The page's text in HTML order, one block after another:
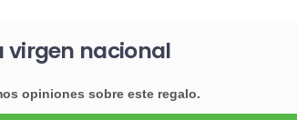
virgen nacional
opiniones sobre este regalo.